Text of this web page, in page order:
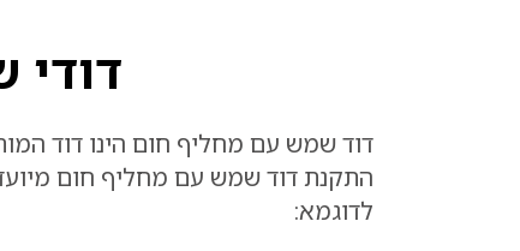
דוד שמש עם מחליף חום הינו דוד
התקנת דוד שמש עם מחליף חום
לדוגמא: